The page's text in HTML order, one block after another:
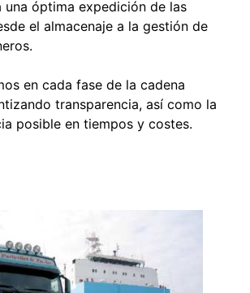
una óptima expedición de las
el almacenaje a la gestión de
en cada fase de la cadena
transparencia, así como la
posible en tiempos y costes.